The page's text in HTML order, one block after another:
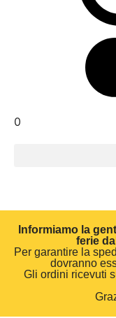
0
Informiamo la
ferie
Per garantire la
dovranno
Gli ordini ricevuti